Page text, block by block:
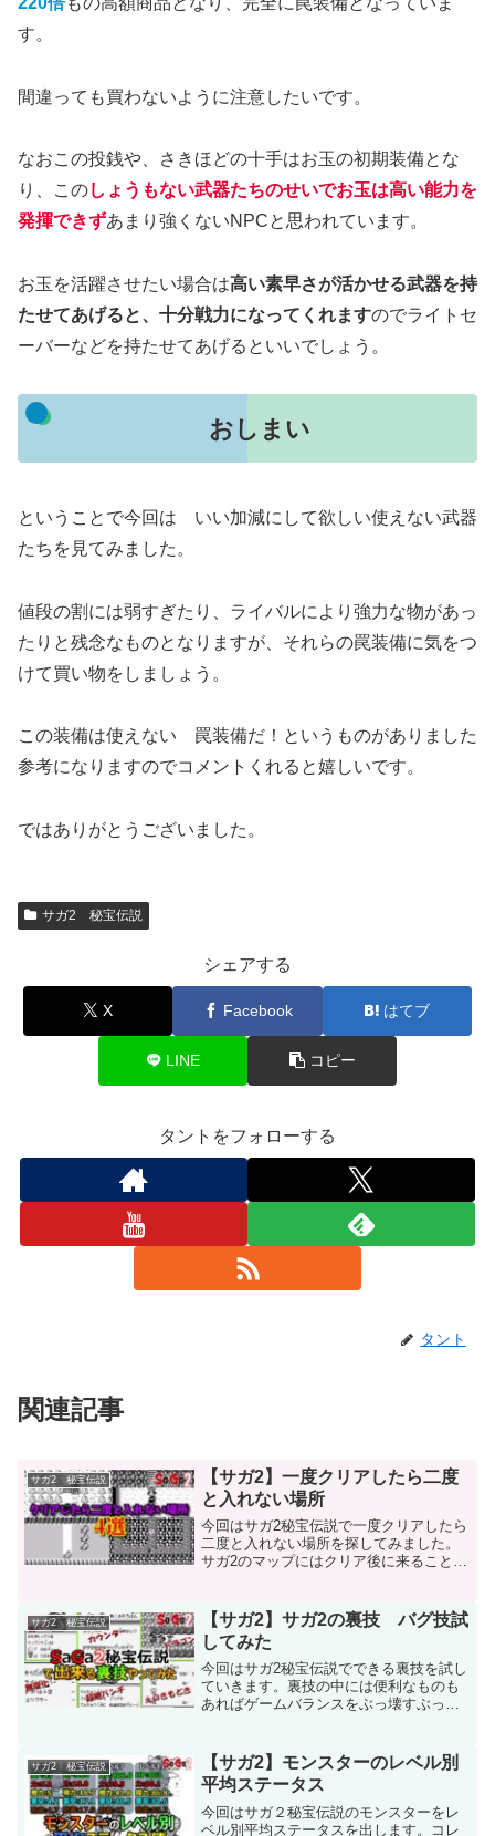
す。
間違っても買わないように注意したいです。
なおこの投銭や、さきほどの十手はお玉の初期装備とな
り、このしょうもない武器たちのせいでお玉は高い能力を
発揮できずあまり強くないNPCと思われています。
お玉を活躍させたい場合は高い素早さが活かせる武器を持
たせてあげると、十分戦力になってくれますのでライトセ
ーバーなどを持たせてあげるといいでしょう。
おしまい
ということで今回は いい加減にして欲しい使えない武器
たちを見てみました。
値段の割には弱すぎたり、ライバルにより強力な物があっ
たりと残念なものとなりますが、それらの罠装備に気をつ
けて買い物をしましょう。
この装備は使えない 罠装備だ！というものがありました
参考になりますのでコメントくれると嬉しいです。
ではありがとうございました。
サガ2 秘宝伝説
シェアする
X Facebook はてブ
LINE コピー
タントをフォローする
タント
関連記事
サガ2 秘宝伝説
【サガ2】一度クリアしたら二度
と入れない場所
今回はサガ2秘宝伝説で一度クリアしたら
二度と入れない場所を探してみました。
サガ2のマップにはクリア後に来ることが
後に来ることができないマップを知って
おくとそんなことを防...
サガ2 秘宝伝説
【サガ2】サガ2の裏技 バグ技試
してみた
今回はサガ2秘宝伝説でできる裏技を試し
ていきます。裏技の中には便利なものも
あればゲームバランスをぶっ壊すぶっと
サガ2の裏技をみていきますので、ぜひ最
後までご覧ください。え...
サガ2 秘宝伝説
【サガ2】モンスターのレベル別
平均ステータス
今回はサガ２秘宝伝説のモンスターをレ
ベル別平均ステータスを出します。コレ